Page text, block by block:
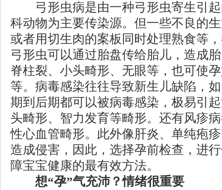
弓形虫病是由一种弓形虫寄生引起
科动物为主要传染源。但一些不良的
或者用切生肉的案板同时处理熟食等
弓形虫可以通过胎盘传给胎儿，造成
脊柱裂、小头畸形、无眼等，也可使
等。病毒感染往往导致新生儿缺陷，
期到后期都可以被病毒感染，极易引
头畸形、智力发育等畸形。还有风疹
性心血管畸形。此外像肝炎、单纯疱
造成侵害，因此，选择孕前检查，进
障宝宝健康的最有效方法。
想“孕”气充沛？情绪很重要